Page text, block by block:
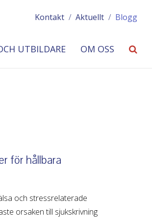
Kontakt / Aktuellt / Blogg
UTBILDARE OM OSS
för hållbara
och stressrelaterade
orsaken till sjukskrivning